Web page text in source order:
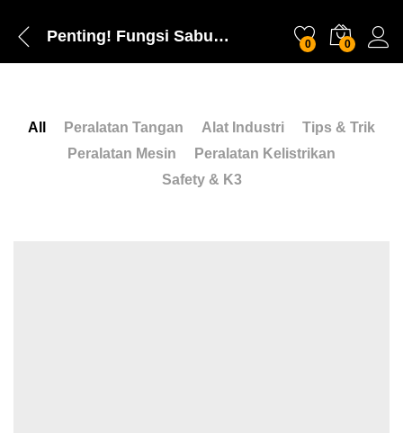
Penting! Fungsi Sabuk Pengaman Pada Pekerja Proyek 0 0
All Peralatan Tangan Alat Industri
Tips & Trik
Peralatan Mesin
Peralatan Kelistrikan
Safety & K3